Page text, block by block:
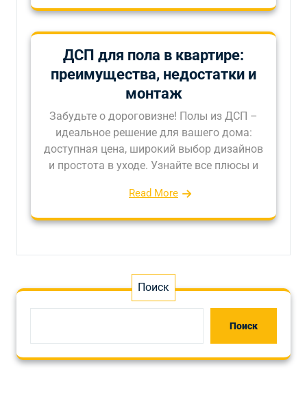
ДСП для пола в квартире:
преимущества, недостатки и
монтаж
Забудьте о дороговизне! Полы из ДСП –
идеальное решение для вашего дома:
доступная цена, широкий выбор дизайнов
и простота в уходе. Узнайте все плюсы и
Read More
Поиск
Поиск